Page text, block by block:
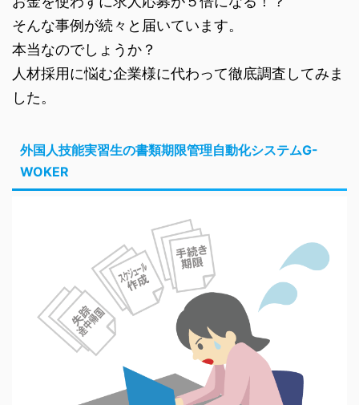
そんな事例が続々と届いています。
本当なのでしょうか？
人材採用に悩む企業様に代わって徹底調査してみま
した。
外国人技能実習生の書類期限管理自動化システムG-
WOKER